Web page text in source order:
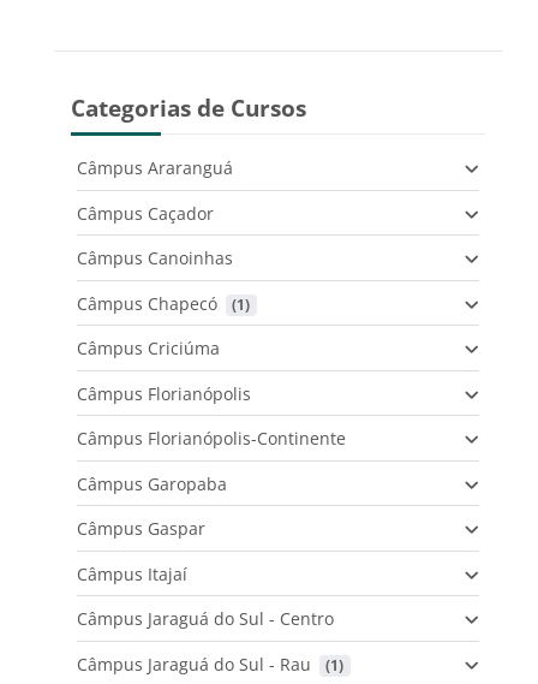
Categorias de Cursos
Câmpus Araranguá
Câmpus Caçador
Câmpus Canoinhas
Câmpus Chapecó
(1)
Câmpus Criciúma
Câmpus Florianópolis
Câmpus Florianópolis-Continente
Câmpus Garopaba
Câmpus Gaspar
Câmpus Itajaí
Câmpus Jaraguá do Sul - Centro
Câmpus Jaraguá do Sul - Rau
(1)